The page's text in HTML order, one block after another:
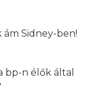
ám Sidney-ben!
bp-n élők által